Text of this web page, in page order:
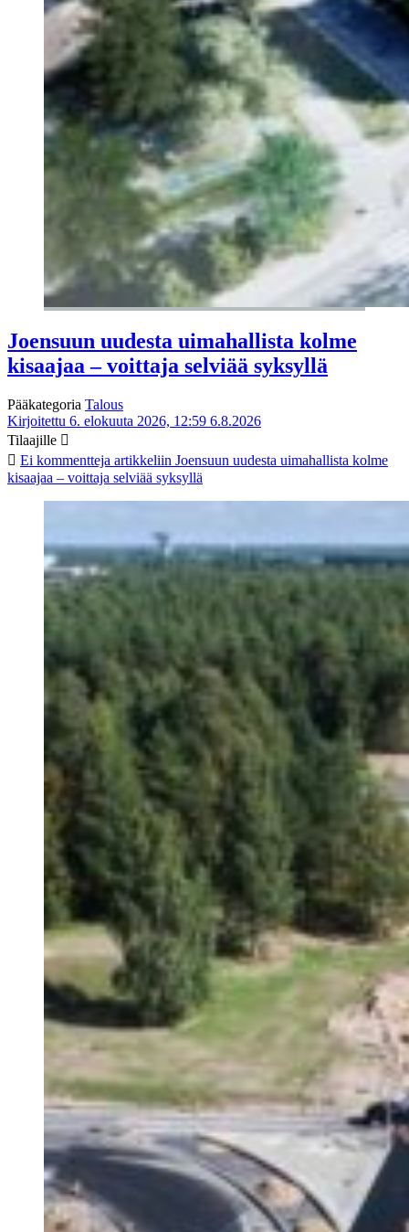
Joensuun uudesta uimahallista kolme
kisaajaa – voittaja selviää syksyllä
Pääkategoria Talous
Kirjoitettu 6. elokuuta 2026, 12:59 6.8.2026
Tilaajille
Ei kommentteja artikkeliin Joensuun uudesta uimahallista kolme
kisaajaa – voittaja selviää syksyllä